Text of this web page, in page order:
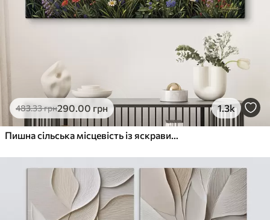
483.33грн290.00 грн 1.3k
Пишна сільська місцевість із яскравим лугом диких квітів, наповненим різнокольоровими квітами під хмарним небом